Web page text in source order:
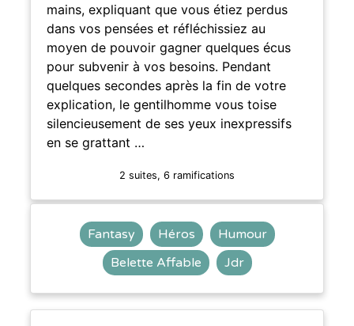
mains, expliquant que vous étiez perdus
dans vos pensées et réfléchissiez au
moyen de pouvoir gagner quelques écus
pour subvenir à vos besoins. Pendant
quelques secondes après la fin de votre
explication, le gentilhomme vous toise
silencieusement de ses yeux inexpressifs
en se grattant …
2 suites, 6 ramifications
Fantasy Héros
Humour
Belette Affable
Jdr